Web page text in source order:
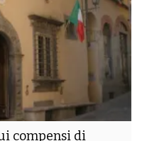
compensi di